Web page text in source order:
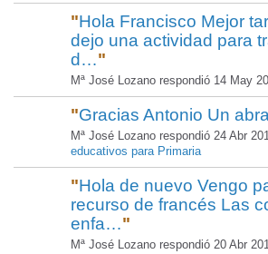
"Hola Francisco Mejor
dejo una actividad para
d…"
Mª José Lozano respondió 14 May
"Gracias Antonio Un
Mª José Lozano respondió 24 Abr
educativos para Primaria
"Hola de nuevo Vengo
recurso de francés Las
enfa…"
Mª José Lozano respondió 20 Abr